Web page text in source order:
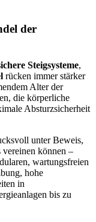
der
Steigsysteme,
rücken immer stärker
Alter der
die körperliche
Absturzsicherheit
unter Beweis,
vereinen können –
wartungsfreien
hohe
in
bis zu